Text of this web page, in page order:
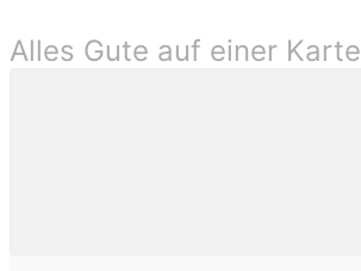
Alles Gute auf einer Karte